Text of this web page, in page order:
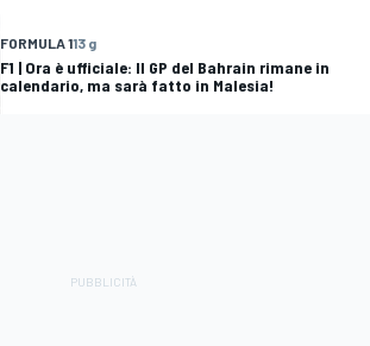
FORMULA 113 g
F1 | Ora è ufficiale: Il GP del Bahrain rimane in
calendario, ma sarà fatto in Malesia!